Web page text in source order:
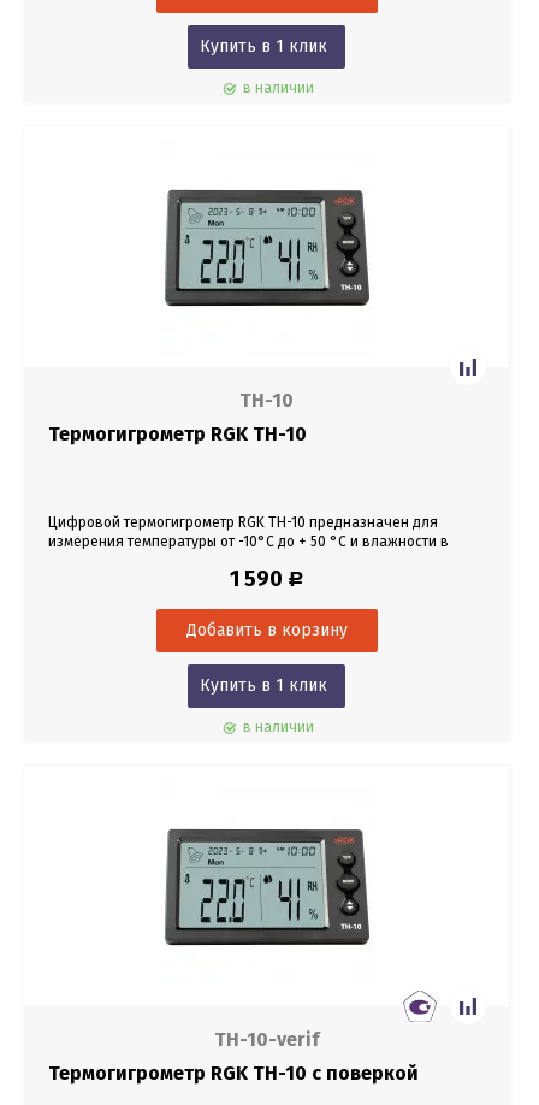
Купить в 1 клик
в наличии
TH-10
Термогигрометр RGK TH-10
Цифровой термогигрометр RGK TH-10 предназначен для
измерения температуры от -10°С до + 50 °С и влажности в
1 590 Р
Купить в 1 клик
в наличии
TH-10-verif
Термогигрометр RGK TH-10 с поверкой